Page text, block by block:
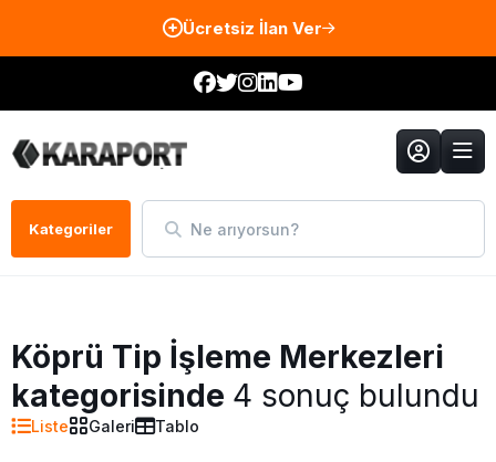
Ücretsiz İlan Ver
Kategoriler Ne arıyorsun?
Köprü Tip İşleme Merkezleri
kategorisinde 4 sonuç bulundu
Liste Galeri Tablo